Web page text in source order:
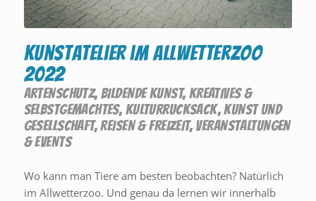
Kunstatelier im Allwetterzoo
2022
ARTENSCHUTZ,BILDENDE KUNST, KREATIVES &
SELBSTGEMACHTES, KULTURRUCKSACK,KUNST UND
GESELLSCHAFT,REISEN & FREIZEIT, VERANSTALTUNGEN
& EVENTS
Wo kann man Tiere am besten beobachten? Natürlich
im Allwetterzoo. Und genau da lernen wir innerhalb